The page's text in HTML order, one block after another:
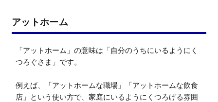
アットホーム
「アットホーム」の意味は「自分のうちにいるようにく
つろぐさま」です。
例えば、「アットホームな職場」「アットホームな飲食
店」という使い方で、家庭にいるようにくつろげる雰囲